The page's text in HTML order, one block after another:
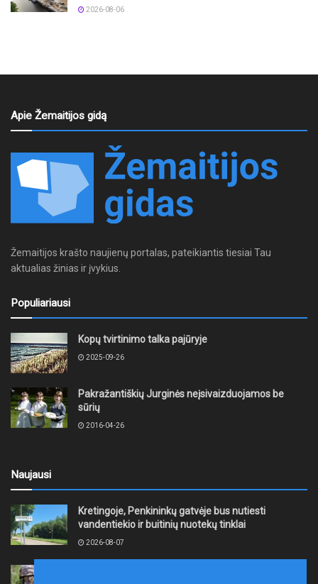
2026-08-06
Apie Žemaitijos gidą
Žemaitijos krašto naujienų portalas, pateikiantis tiesiai Tau
aktualias žinias ir įvykius.
Populiariausi
Kopų tvirtinimo talka pajūryje
2025-09-26
Pakražantiškių Jurginės neįsivaizduojamos be
sūrių
2016-04-26
Naujausi
Kretingoje, Penkininkų gatvėje bus nutiesti
vandentiekio ir buitinių nuotekų tinklai
2026-08-07